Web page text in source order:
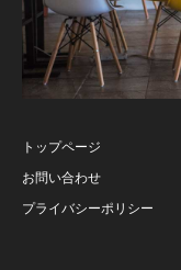
トップページ
お問い合わせ
プライバシーポリシー